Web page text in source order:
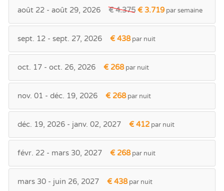
août 22 - août 29, 2026 € 4.375 € 3.719par semaine
sept. 12 - sept. 27, 2026 € 438par nuit
oct. 17 - oct. 26, 2026 € 268par nuit
nov. 01 - déc. 19, 2026 € 268par nuit
déc. 19, 2026 - janv. 02, 2027 € 412 par nuit
févr. 22 - mars 30, 2027 € 268par nuit
mars 30 - juin 26, 2027 € 438par nuit